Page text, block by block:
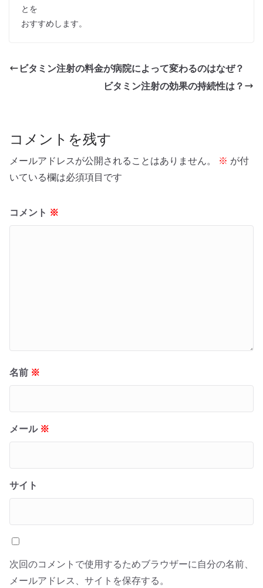
とを
おすすめします。
ビタミン注射の料金が病院によって変わるのはなぜ？
ビタミン注射の効果の持続性は？
コメントを残す
メールアドレスが公開されることはありません。 ※ が付
いている欄は必須項目です
コメント ※
名前 ※
メール ※
サイト
次回のコメントで使用するためブラウザーに自分の名前、
メールアドレス、サイトを保存する。